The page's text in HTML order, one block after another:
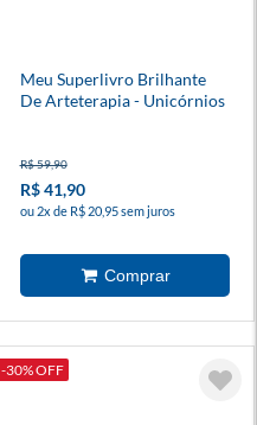
Meu Superlivro Brilhante
De Arteterapia - Unicórnios
R$ 59,90
R$ 41,90
ou 2x de R$ 20,95 sem juros
-30% OFF